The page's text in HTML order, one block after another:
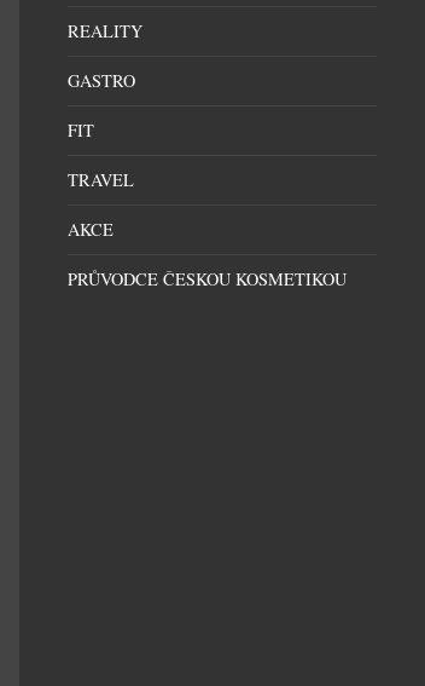
REALITY
GASTRO
FIT
TRAVEL
AKCE
PRŮVODCE ČESKOU KOSMETIKOU